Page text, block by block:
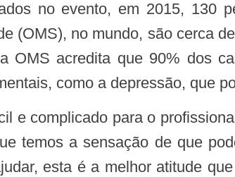
(OMS), no mundo, são cerca
OMS acredita que 90% dos
como a depressão, que
temos a sensação de que
esta é a melhor atitude